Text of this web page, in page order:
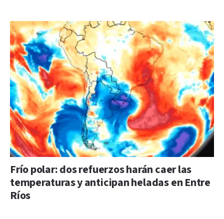
Frío polar: dos refuerzos harán caer las
temperaturas y anticipan heladas en Entre
Ríos